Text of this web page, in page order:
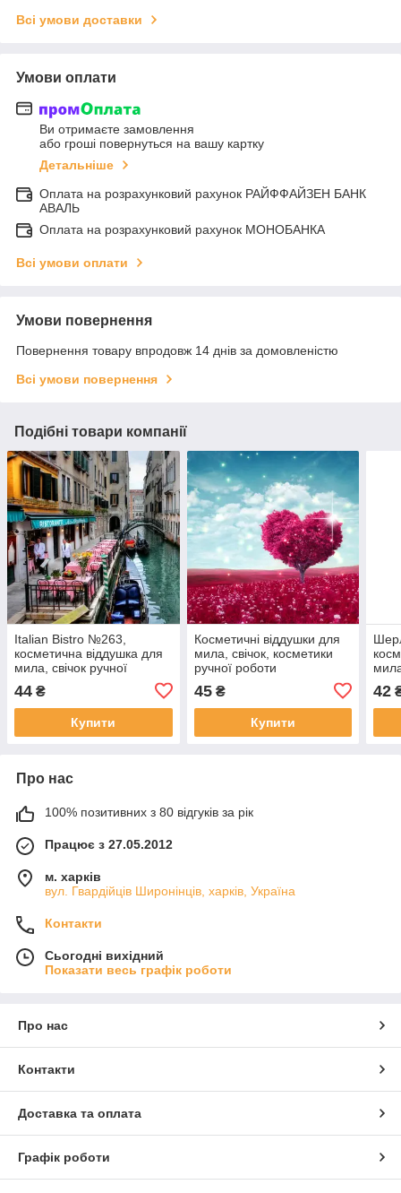
Всі умови доставки
Умови оплати
Ви отримаєте замовлення
або гроші повернуться на вашу картку
Детальніше
Оплата на розрахунковий рахунок РАЙФФАЙЗЕН БАНК
АВАЛЬ
Оплата на розрахунковий рахунок МОНОБАНКА
Всі умови оплати
Умови повернення
Повернення товару впродовж 14 днів за домовленістю
Всі умови повернення
Подібні товари компанії
Italian Bistro №263,
косметична віддушка для
мила, свічок ручної
роботи, США, ваніль 0%
44 ₴
Купити
Косметичні віддушки для
мила, свічок, косметики
ручної роботи
про-во США
45₴
Купити
42
Про нас
100% позитивних з 80 відгуків за рік
Працює з 27.05.2012
м. харків
вул. Гвардійців Широнінців, харків, Україна
Контакти
Сьогодні вихідний
Показати весь графік роботи
Про нас
Контакти
Доставка та оплата
Графік роботи